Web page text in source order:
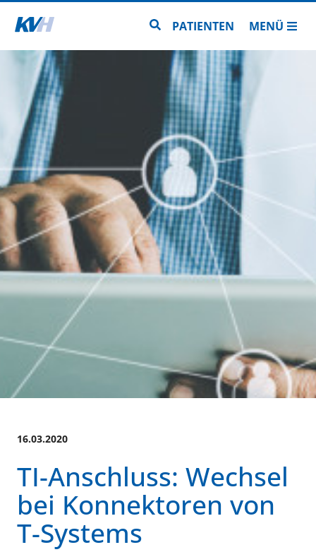
Zur Startseite Zur Seitensuche
PATIENTEN MENÜ
16.03.2020
TI-Anschluss: Wechsel
bei Konnektoren von
T-Systems